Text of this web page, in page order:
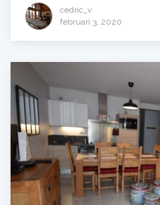
cedric_v
februari 3, 2020